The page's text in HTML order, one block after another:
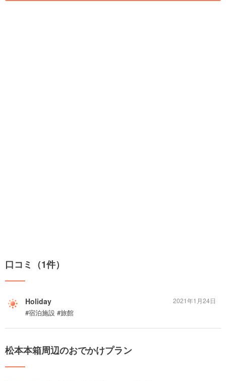
口コミ（1件）
Holiday
#宿泊施設 #旅館
2021年1月24日
松本本箱周辺のおでかけプラン